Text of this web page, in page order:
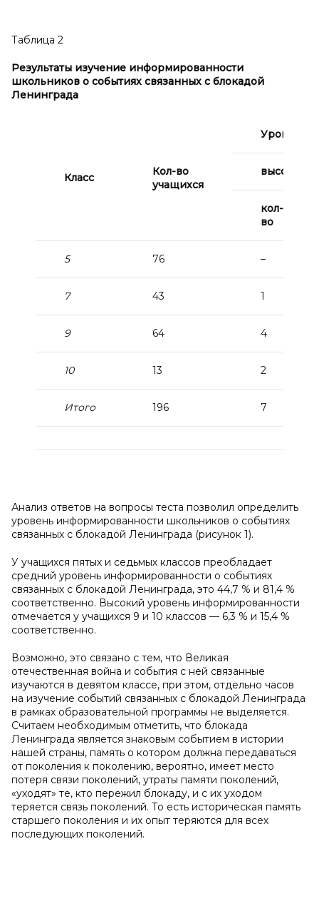
Таблица 2
Результаты изучение информированности
школьников о событиях связанных с блокадой
Ленинграда
Класс
Кол-во
учащихся
Уровень
высокий
кол-
во
5 76 –
7 43 1
9 64 4
10 13 2
Итого 196 7
Анализ ответов на вопросы теста позволил определить
уровень информированности школьников о событиях
связанных с блокадой Ленинграда (рисунок 1).
У учащихся пятых и седьмых классов преобладает
средний уровень информированности о событиях
связанных с блокадой Ленинграда, это 44,7 % и 81,4 %
соответственно. Высокий уровень информированности
отмечается у учащихся 9 и 10 классов — 6,3 % и 15,4 %
соответственно.
Возможно, это связано с тем, что Великая
отечественная война и события с ней связанные
изучаются в девятом классе, при этом, отдельно часов
на изучение событий связанных с блокадой Ленинграда
в рамках образовательной программы не выделяется.
Считаем необходимым отметить, что блокада
Ленинграда является знаковым событием в истории
нашей страны, память о котором должна передаваться
от поколения к поколению, вероятно, имеет место
потеря связи поколений, утраты памяти поколений,
«уходят» те, кто пережил блокаду, и с их уходом
теряется связь поколений. То есть историческая память
старшего поколения и их опыт теряются для всех
последующих поколений.